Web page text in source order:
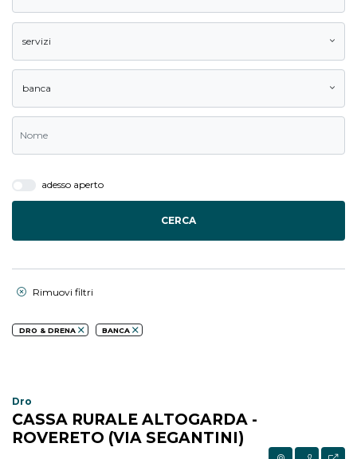
servizi
banca
adesso aperto
CERCA
Rimuovi filtri
DRO & DRENA BANCA
Dro
CASSA RURALE ALTOGARDA -
ROVERETO (VIA SEGANTINI)